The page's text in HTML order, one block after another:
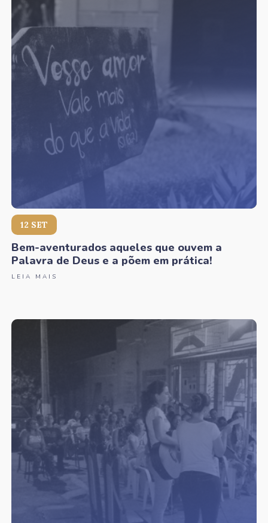
12 SET
Bem-aventurados aqueles que ouvem a
Palavra de Deus e a põem em prática!
LEIA MAIS